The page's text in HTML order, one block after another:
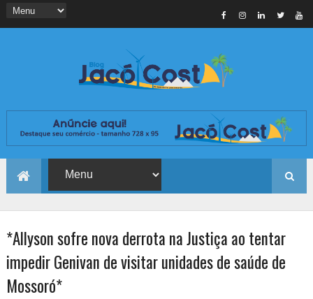
*Allyson sofre nova derrota na Justiça ao tentar
impedir Genivan de visitar unidades de saúde de
Mossoró*